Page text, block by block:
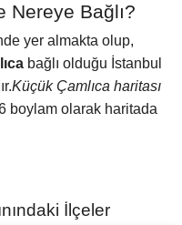
Nereye Bağlı?
yer almakta olup,
bağlı olduğu İstanbul
Küçük Çamlıca haritası
boylam olarak haritada
İlçeler